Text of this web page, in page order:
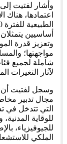
وأشار لفتيت
اعتمادها، هناك
أساسيين
وتعزيز قدرة
مواجهتها؛
شاملة لجميع
لآثار التغيرات
وسجل لفتيت أن
مجال تدبير
التي تتدخل في
للوقاية
للجيوفيزياء،
الملكي